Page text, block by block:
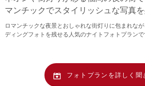
マンチックでスタイリッシュな写真を
ロマンチックな夜景とおしゃれな街灯りに包まれな
ディングフォトを残せる人気のナイトフォトプランで
フォトプランを詳しく聞